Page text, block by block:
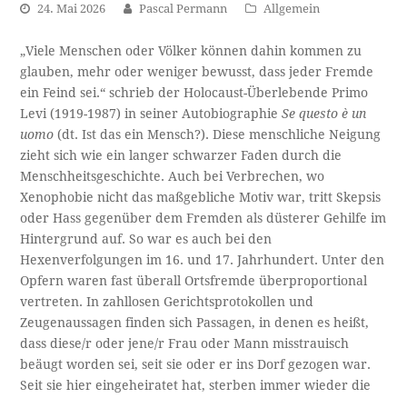
24. Mai 2026 Pascal Permann Allgemein
„Viele Menschen oder Völker können dahin kommen zu
glauben, mehr oder weniger bewusst, dass jeder Fremde
ein Feind sei.“ schrieb der Holocaust-Überlebende Primo
Levi (1919-1987) in seiner AutobiographieSe questo è un
uomo (dt. Ist das ein Mensch?). Diese menschliche Neigung
zieht sich wie ein langer schwarzer Faden durch die
Menschheitsgeschichte. Auch bei Verbrechen, wo
Xenophobie nicht das maßgebliche Motiv war, tritt Skepsis
oder Hass gegenüber dem Fremden als düsterer Gehilfe im
Hintergrund auf. So war es auch bei den
Hexenverfolgungen im 16. und 17. Jahrhundert. Unter den
Opfern waren fast überall Ortsfremde überproportional
vertreten. In zahllosen Gerichtsprotokollen und
Zeugenaussagen finden sich Passagen, in denen es heißt,
dass diese/r oder jene/r Frau oder Mann misstrauisch
beäugt worden sei, seit sie oder er ins Dorf gezogen war.
Seit sie hier eingeheiratet hat, sterben immer wieder die